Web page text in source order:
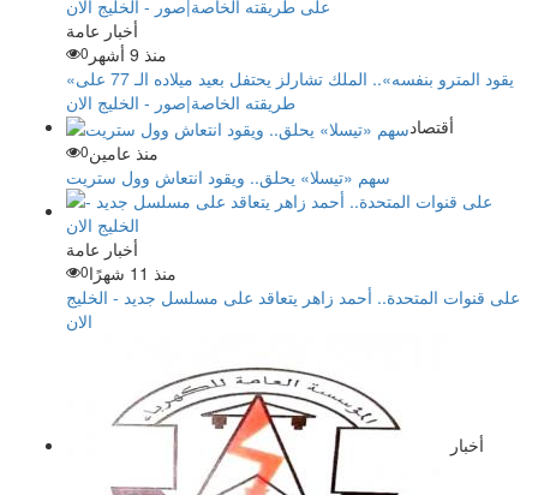
أخبار عامة
منذ 9 أشهر
0
«يقود المترو بنفسه».. ​​​​​الملك تشارلز يحتفل بعيد ميلاده الـ 77 على
طريقته الخاصة|صور - الخليج الان
أقتصاد
منذ عامين0
سهم «تيسلا» يحلق.. ويقود انتعاش وول ستريت
أخبار عامة
منذ 11 شهرًا
0
على قنوات المتحدة.. أحمد زاهر يتعاقد على مسلسل جديد - الخليج
الان
أخبار